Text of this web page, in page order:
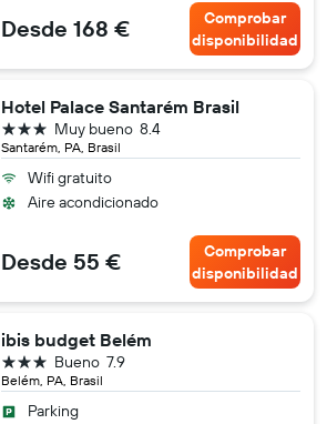
Desde 168 €
Comprobar
disponibilidad
Hotel Palace Santarém Brasil
Santarém, PA, Brasil
8.4
Muy bueno
3 estrellas
Wifi gratuito
Aire acondicionado
Desde 55 €
Comprobar
disponibilidad
ibis budget Belém
Belém, PA, Brasil
7.9
Bueno
3 estrellas
Parking